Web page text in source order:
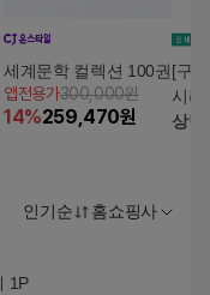
세계문학 컬렉션 100권
앱전용가300,000원
14%259,470원
[구
시리
상담
인기순 홈쇼핑사
1P